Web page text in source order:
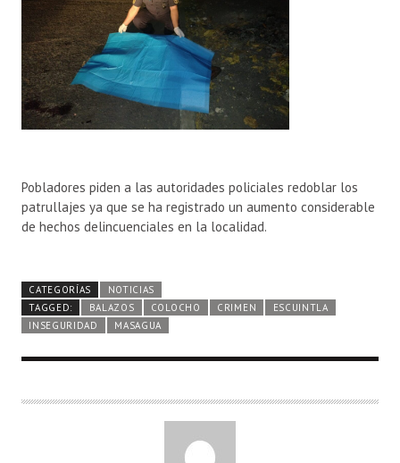
Pobladores piden a las autoridades policiales redoblar los
patrullajes ya que se ha registrado un aumento considerable
de hechos delincuenciales en la localidad.
CATEGORÍAS
NOTICIAS
TAGGED:
BALAZOS COLOCHO CRIMEN
ESCUINTLA
INSEGURIDAD
MASAGUA